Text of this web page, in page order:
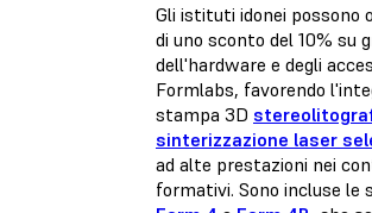
Gli istituti idonei possono
di uno sconto del 10% su
dell'hardware e degli
Formlabs, favorendo
stampa 3D
sinterizzazione laser
ad alte prestazioni nei
formativi. Sono incluse le